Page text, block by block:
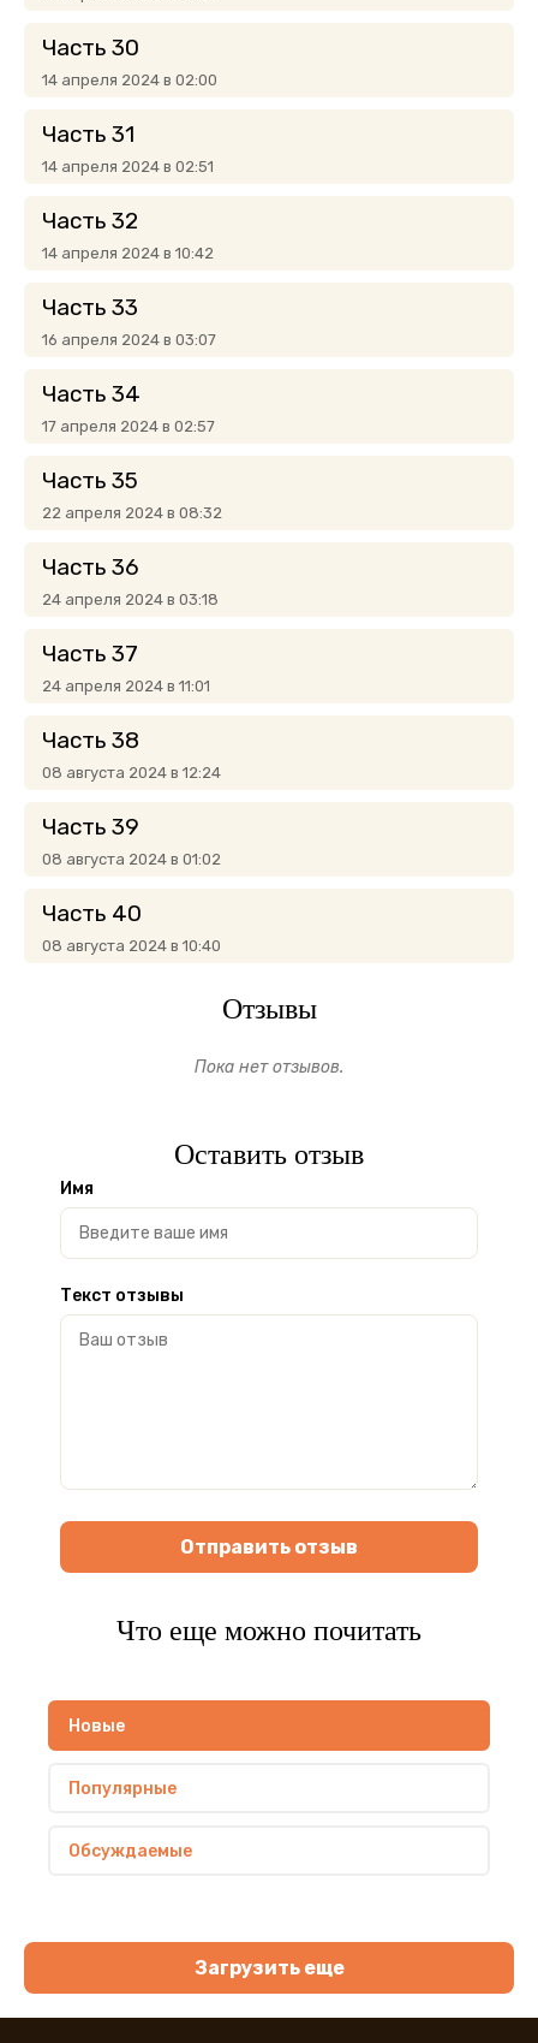
Часть 30
14 апреля 2024 в 02:00
Часть 31
14 апреля 2024 в 02:51
Часть 32
14 апреля 2024 в 10:42
Часть 33
16 апреля 2024 в 03:07
Часть 34
17 апреля 2024 в 02:57
Часть 35
22 апреля 2024 в 08:32
Часть 36
24 апреля 2024 в 03:18
Часть 37
24 апреля 2024 в 11:01
Часть 38
08 августа 2024 в 12:24
Часть 39
08 августа 2024 в 01:02
Часть 40
08 августа 2024 в 10:40
Отзывы
Пока нет отзывов.
Оставить отзыв
Имя
Текст отзывы
Отправить отзыв
Что еще можно почитать
Новые
Популярные
Обсуждаемые
Загрузить еще